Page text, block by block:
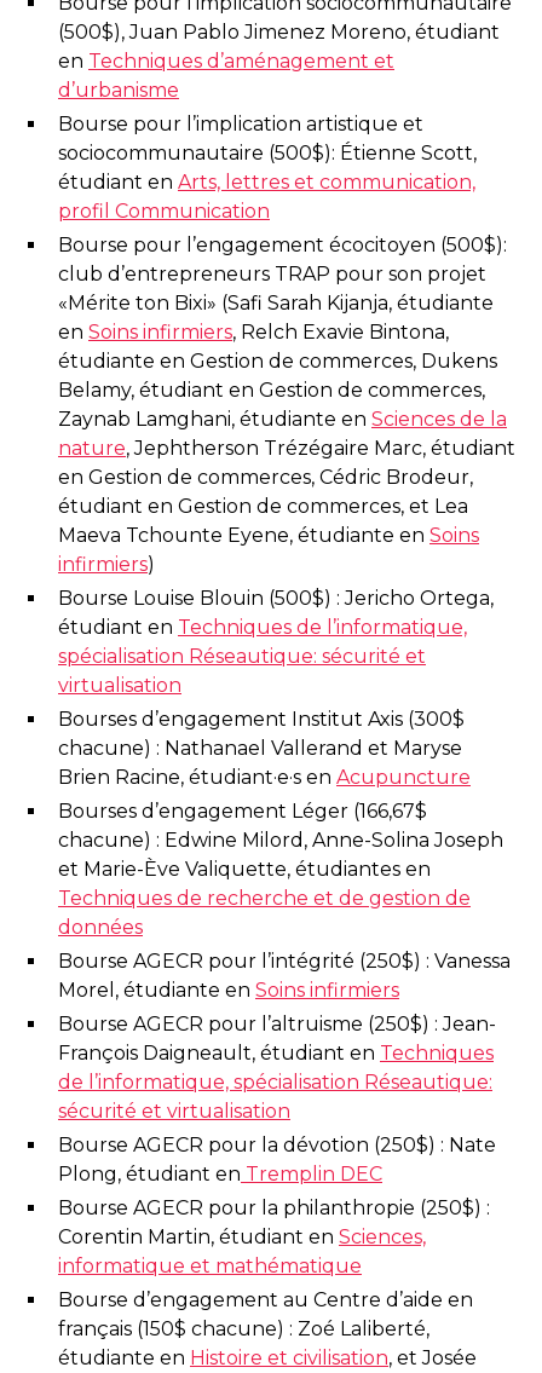
(500$), Juan Pablo Jimenez Moreno, étudiant
en Techniques d’aménagement et
d’urbanisme
Bourse pour l’implication artistique et
sociocommunautaire (500$): Étienne Scott,
étudiant en Arts, lettres et communication,
profil Communication
Bourse pour l’engagement écocitoyen (500$):
club d’entrepreneurs TRAP pour son projet
«Mérite ton Bixi» (Safi Sarah Kijanja, étudiante
en Soins infirmiers, Relch Exavie Bintona,
étudiante en Gestion de commerces, Dukens
Belamy, étudiant en Gestion de commerces,
Zaynab Lamghani, étudiante en Sciences de la
nature, Jephtherson Trézégaire Marc, étudiant
en Gestion de commerces, Cédric Brodeur,
étudiant en Gestion de commerces, et Lea
Maeva Tchounte Eyene, étudiante en Soins
infirmiers)
Bourse Louise Blouin (500$) : Jericho Ortega,
étudiant en Techniques de l’informatique,
spécialisation Réseautique: sécurité et
virtualisation
Bourses d’engagement Institut Axis (300$
chacune) : Nathanael Vallerand et Maryse
Brien Racine, étudiant·e·s en Acupuncture
Bourses d’engagement Léger (166,67$
chacune) : Edwine Milord, Anne-Solina Joseph
et Marie-Ève Valiquette, étudiantes en
Techniques de recherche et de gestion de
données
Bourse AGECR pour l’intégrité (250$) : Vanessa
Morel, étudiante en Soins infirmiers
Bourse AGECR pour l’altruisme (250$) : Jean-
François Daigneault, étudiant en Techniques
de l’informatique, spécialisation Réseautique:
sécurité et virtualisation
Bourse AGECR pour la dévotion (250$) : Nate
Plong, étudiant en Tremplin DEC
Bourse AGECR pour la philanthropie (250$) :
Corentin Martin, étudiant en Sciences,
informatique et mathématique
Bourse d’engagement au Centre d’aide en
français (150$ chacune) : Zoé Laliberté,
étudiante en Histoire et civilisation, et Josée